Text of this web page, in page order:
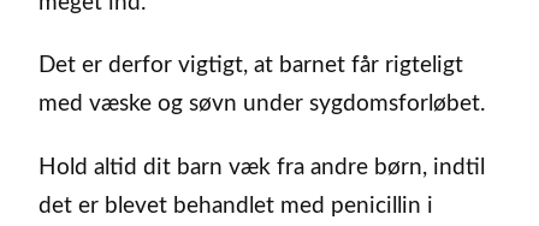
Det er derfor vigtigt, at barnet får rigteligt
med væske og søvn under sygdomsforløbet.
Hold altid dit barn væk fra andre børn, indtil
det er blevet behandlet med penicillin i